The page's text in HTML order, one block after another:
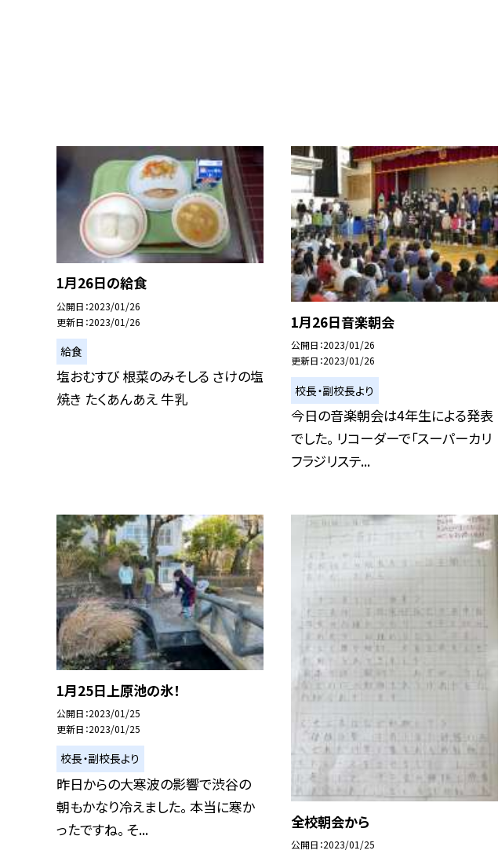
1月26日の給食
公開日 2023/01/26
更新日 2023/01/26
給食
塩おむすび 根菜のみそしる さけの塩
焼き たくあんあえ 牛乳
1月26日音楽朝会
公開日 2023/01/26
更新日 2023/01/26
校長・副校長より
今日の音楽朝会は4年生による発表
でした。 リコーダーで「スーパーカリ
フラジリステ...
1月25日上原池の氷！
公開日 2023/01/25
更新日 2023/01/25
校長・副校長より
昨日からの大寒波の影響で渋谷の
朝もかなり冷えました。 本当に寒か
ったですね。 そ...
全校朝会から
公開日 2023/01/25